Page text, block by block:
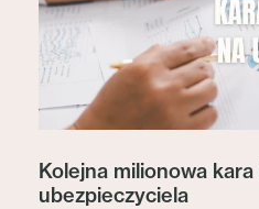
Kolejna milionowa kara
ubezpieczyciela